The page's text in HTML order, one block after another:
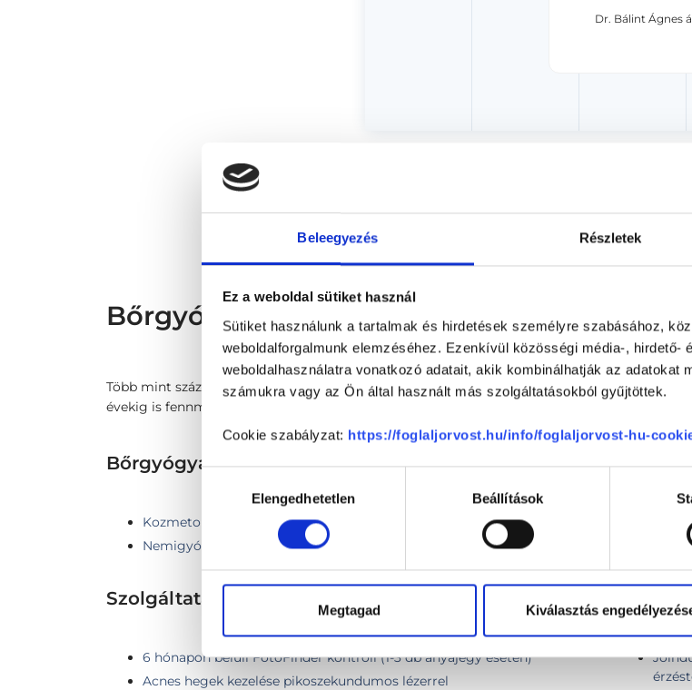
Beleegyezés Részletek
Ez a weboldal sütiket használ
Sütiket használunk a tartalmak és hirdetések személyre szabásához,
weboldalforgalmunk elemzéséhez. Ezenkívül közösségi média-, hirdető-
weboldalhasználatra vonatkozó adatait, akik kombinálhatják az adatokat
számukra vagy az Ön által használt más szolgáltatásokból gyűjtöttek.
Cookie szabályzat: https://foglaljorvost.hu/info/foglaljorvost-hu-
kiválasztásaElengedhetetlen Beállítások
Megtagad Kiválasztás
Dr. Bálint Ágnes
* Szakorvos jelölt (rezidens): általános orvosi oklevéllel
megszerzésére irányuló képzésben vesz részt. Ezen
felelősséggel tartozik és azt közvetlenül felügyeli az
szakorvosjelölt önállóan láthat el feladatokat. A
Bőrgyógyász Debrecen - Bőrgyógyászat
Több mint száz vírusfaj felelős a szemölcsök kialakulásáért, néhány közülük veszélyes is
évekig is fennmaradhat. Eltávolítását bízzuk megfelelő szakemberre.
Bőrgyógyászat TERÜLETHEZ KAPCSOLÓDÓ SZAKTERÜLETEK
Kozmetológia
Nemigyógyászat
Szolgáltatások
6 hónapon belüli FotoFinder kontroll (1-3 db anyajegy esetén)
Acnes hegek kezelése pikoszekundumos lézerrel